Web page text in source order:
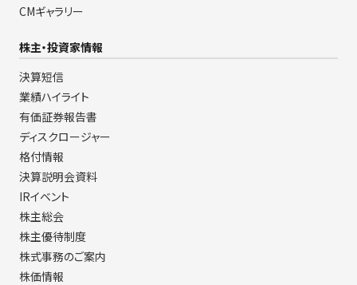
CMギャラリー
株主・投資家情報
決算短信
業績ハイライト
有価証券報告書
ディスクロージャー
格付情報
決算説明会資料
IRイベント
株主総会
株主優待制度
株式事務のご案内
株価情報